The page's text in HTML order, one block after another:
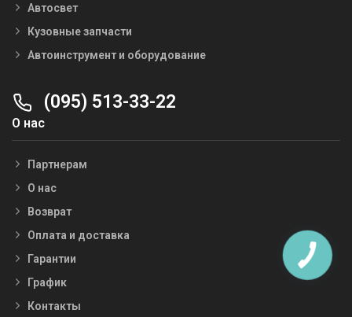
Автосвет
Кузовные запчасти
Автоинструмент и оборудование
(095) 513-33-22
О нас
Партнерам
О нас
Возврат
Оплата и доставка
Гарантии
График
Контакты